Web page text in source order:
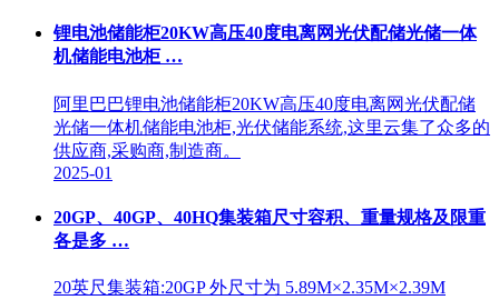
锂电池储能柜20KW高压40度电离网光伏配储光储一体
机储能电池柜 …
阿里巴巴锂电池储能柜20KW高压40度电离网光伏配储
光储一体机储能电池柜,光伏储能系统,这里云集了众多的
供应商,采购商,制造商。
2025-01
20GP、40GP、40HQ集装箱尺寸容积、重量规格及限重
各是多 …
20英尺集装箱:20GP 外尺寸为 5.89M×2.35M×2.39M